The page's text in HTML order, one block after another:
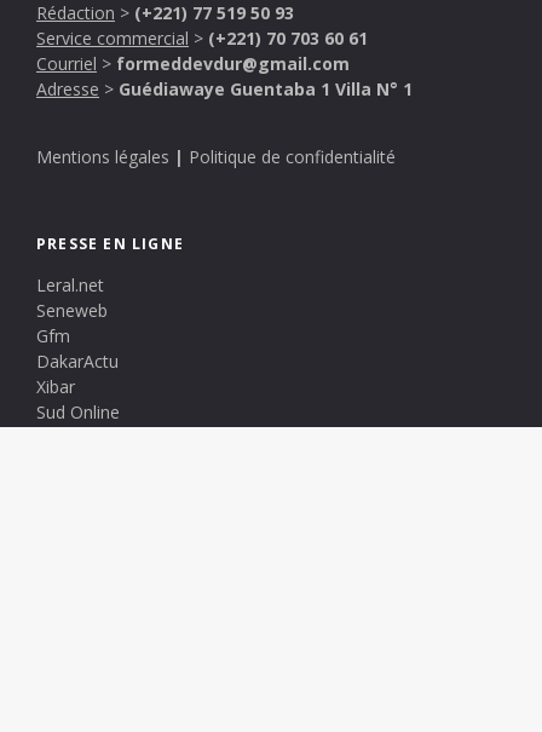
Rédaction > (+221) 77 519 50 93
Service commercial > (+221) 70 703 60 61
Courriel > formeddevdur@gmail.com
Adresse > Guédiawaye Guentaba 1 Villa N° 1
Mentions légales | Politique de confidentialité
PRESSE EN LIGNE
Leral.net
Seneweb
Gfm
DakarActu
Xibar
Sud Online